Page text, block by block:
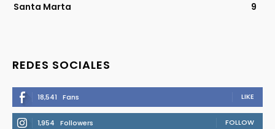
Santa Marta
9
REDES SOCIALES
18,541 Fans LIKE
1,954 Followers FOLLOW